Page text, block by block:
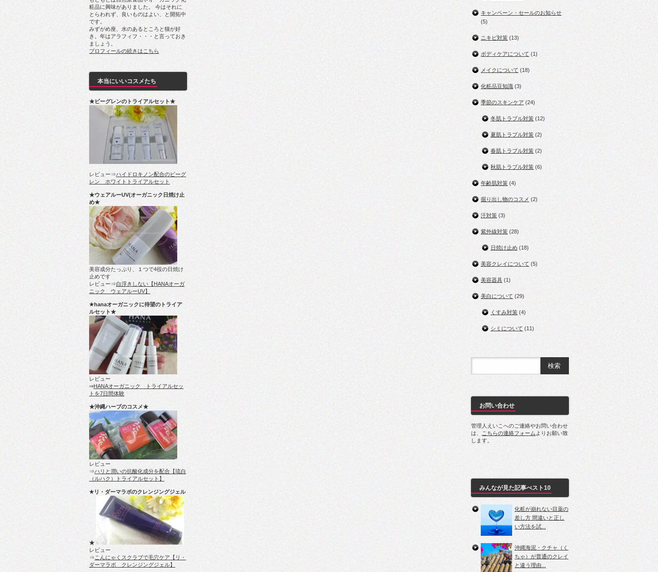
粧品に興味がありました。 今はそれに
とらわれず、良いものはよい、と開拓中
です。
みずがめ座、水のあるところと猫が好
き。年はアラフィフ・・・と言っておき
ましょう。
プロフィールの続きはこちら
本当にいいコスメたち
★ビーグレンのトライアルセット★
レビュー⇒ハイドロキノン配合のビーグ
レン ホワイトトライアルセット
★ウェアルーUV(オーガニック日焼け止
め★
美容成分たっぷり、１つで4役の日焼け
止めです
レビュー⇒白浮きしない【HANAオーガ
ニック ウェアルーUV】
★hanaオーガニックに待望のトライア
ルセット★
レビュー
⇒HANAオーガニック トライアルセッ
トを7日間体験
★沖縄ハーブのコスメ★
レビュー
⇒ハリと潤いの抗酸化成分を配合【琉白
（ルハク）トライアルセット】
★リ・ダーマラボのクレンジングジェル
★
レビュー
⇒ こんにゃくスクラブで毛穴ケア【リ・
ダーマラボ クレンジングジェル】
キャンペーン・セールのお知らせ
(5)
ニキビ対策 (13)
ボディケアについて (1)
メイクについて (18)
化粧品豆知識 (3)
季節のスキンケア (24)
冬肌トラブル対策 (12)
夏肌トラブル対策 (2)
春肌トラブル対策 (2)
秋肌トラブル対策 (6)
年齢肌対策 (4)
掘り出し物のコスメ (2)
汗対策 (3)
紫外線対策 (28)
日焼け止め (18)
美容クレイについて (5)
美容器具 (1)
美白について (29)
くすみ対策 (4)
シミについて (11)
お問い合わせ
管理人えいこへのご連絡やお問い合わせ
は、
こちらの連絡フォーム よりお願い致
します。
みんなが見た記事べスト10
化粧が崩れない目薬の
差し方 間違いと正し
い方法を試...
沖縄海泥・クチャ（く
ちゃ）が普通のクレイ
と違う理由...